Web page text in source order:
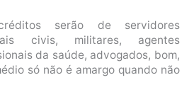
serão de servidores
civis, militares, agentes
da saúde, advogados, bom,
só não é amargo quando não